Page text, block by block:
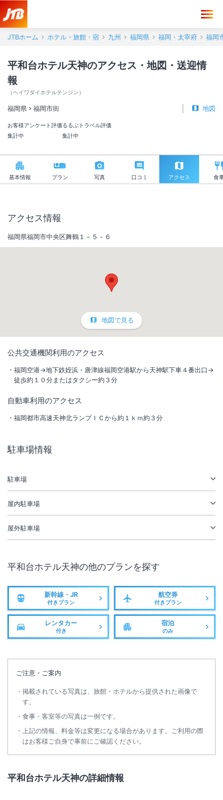
JTBホーム ホテル・旅館・宿 九州 福岡県 福岡・太宰府 福岡
平和台ホテル天神のアクセス・地図・送迎情
報
（ヘイワダイホテルテンジン ）
福岡県 福岡市街 地図
お客様アンケート評価
集計中
るるぶトラベル評価
集計中
基本情報 プラン 写真 口コミ アクセス 食
内。リーズナブルな価格で肩ひじ張らない安らぎの空間をご提供します
駐車場あり
施設からのお知らせ
平素より平和台ホテル天神をご利用いただき、誠にありがとうございま
この度、当ホテルに隣接する施設において、下記期間で改修工事が実施
■ 工事期間 2026年7月31日（金）～8月16日（日）予定
工事期間中は、足場の設置に加え、臭いや騒音、ホコリの発生が見込ま
れます。
当該施設には安全を第一に工事を行うよう伝えておりますが、来館やご
滞在中のお客様にご迷惑をおかけする可能性がございます。
ご通行の際はお気をつけてお通りいだだきますようお願い申し上げま
す。
【ホテル9Fサウナご利用のお客様へ①】
～10/1ご利用分～サウナ有料化のご案内～
近年の燃料費・光熱費の高騰、および今後も安全で快適なサウナ環境を
維持するための設備メンテナンス費用を考慮し、誠に勝手ながら下記の
通り有料化させていただくこととなりました。
今後とも皆様にご満足いただけるよう、より一層のサービス向上と快適
な環境作りに努めてまいります。
アクセス情報
福岡県福岡市中央区舞鶴１－５－６
地図で見る
公共交通機関利用のアクセス
福岡空港→地下鉄姪浜・唐津線福岡空港駅から天神駅下車４番出口→
徒歩約１０分またはタクシー約３分
自動車利用のアクセス
福岡都市高速天神北ランプＩＣから約１ｋｍ約３分
駐車場情報
駐車場
屋内駐車場
屋外駐車場
平和台ホテル天神の他のプランを探す
新幹線・JR
付きプラン
航空券
付きプラン
レンタカー
付き
宿泊
のみ
ご注意・ご案内
掲載されている写真は、旅館・ホテルから提供された画像で
す。
食事・客室等の写真は一例です。
上記の情報、料金等は変更になる場合があります。ご利用の際
はお客様ご自身で事前にご確認ください。
平和台ホテル天神の詳細情報